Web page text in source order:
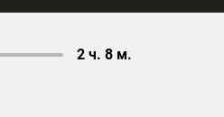
2 ч. 8 м.